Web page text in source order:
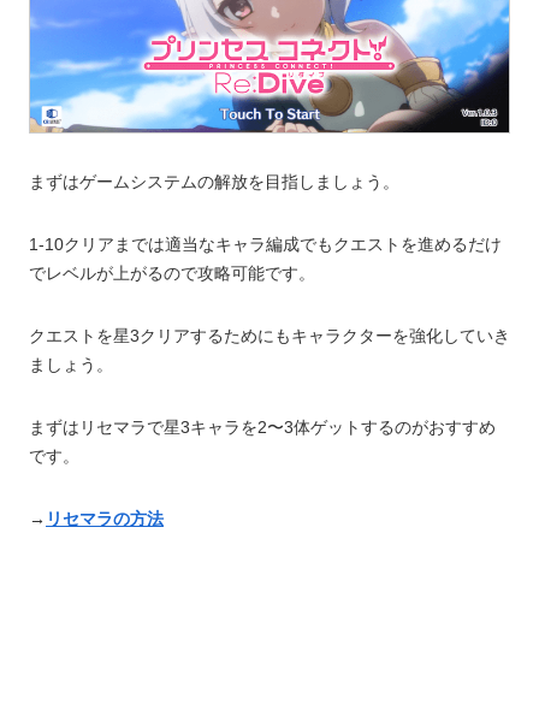
まずはゲームシステムの解放を目指しましょう。
1-10クリアまでは適当なキャラ編成でもクエストを進めるだけ
でレベルが上がるので攻略可能です。
クエストを星3クリアするためにもキャラクターを強化していき
ましょう。
まずはリセマラで星3キャラを2〜3体ゲットするのがおすすめ
です。
→ リセマラの方法